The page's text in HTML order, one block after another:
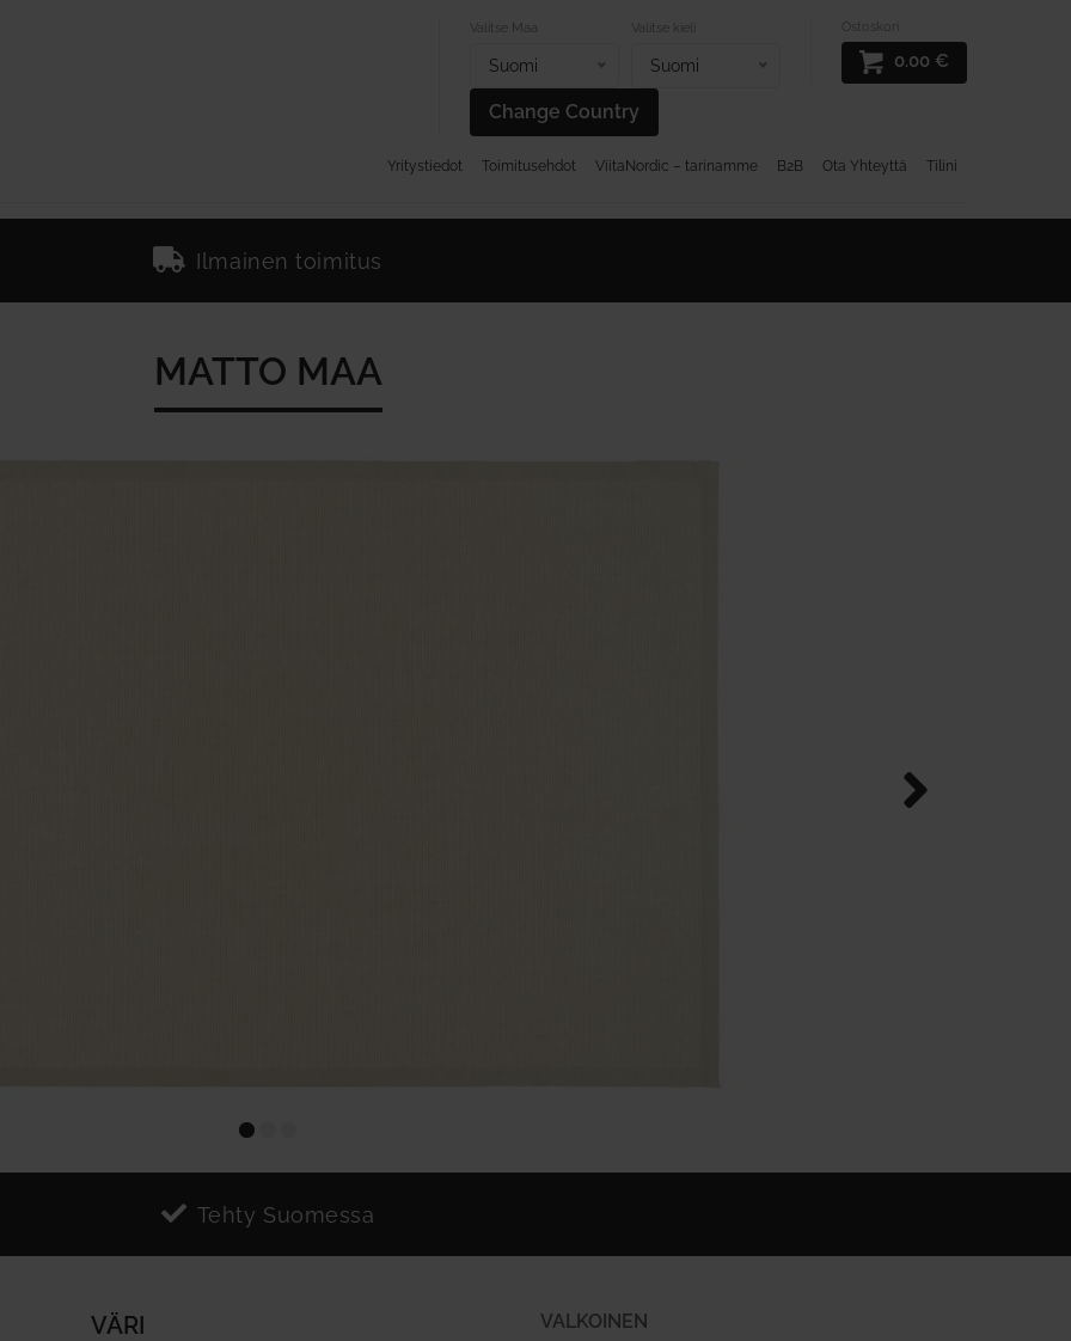
Ostoskori
0.00 €
Valitse Maa
Suomi
Change Country
Valitse kieli
Suomi
Yritystiedot Toimitusehdot ViitaNordic – tarinamme B2B Ota Yhteyttä Tilini
Ilmainen toimitus
MATTO MAA
Tehty Suomessa
VALKOINEN
VÄRI